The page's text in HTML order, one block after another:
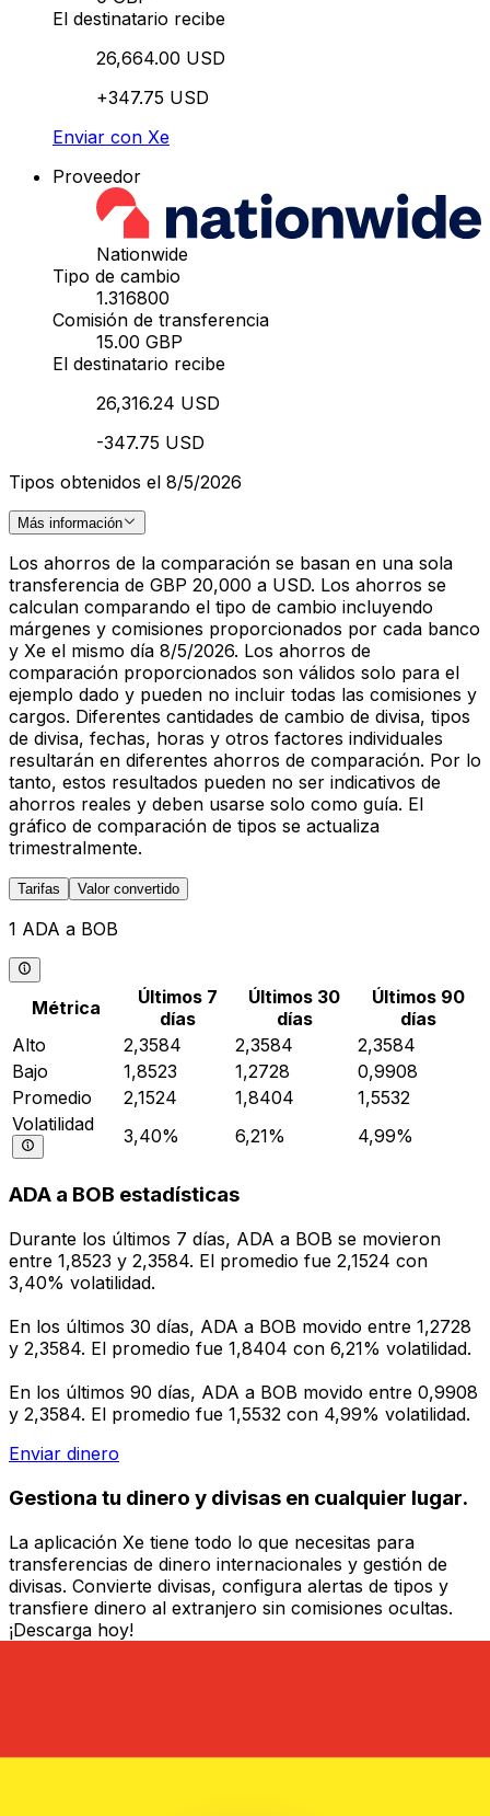
El destinatario recibe
26,664.00 USD
+347.75 USD
Enviar con Xe
Proveedor
Nationwide
Tipo de cambio
1.316800
Comisión de transferencia
15.00 GBP
El destinatario recibe
26,316.24 USD
-347.75 USD
Tipos obtenidos el 8/5/2026
Más información
Los ahorros de la comparación se basan en una sola
transferencia de GBP 20,000 a USD. Los ahorros se
calculan comparando el tipo de cambio incluyendo
márgenes y comisiones proporcionados por cada banco
y Xe el mismo día 8/5/2026. Los ahorros de
comparación proporcionados son válidos solo para el
ejemplo dado y pueden no incluir todas las comisiones y
cargos. Diferentes cantidades de cambio de divisa, tipos
de divisa, fechas, horas y otros factores individuales
resultarán en diferentes ahorros de comparación. Por lo
tanto, estos resultados pueden no ser indicativos de
ahorros reales y deben usarse solo como guía. El
gráfico de comparación de tipos se actualiza
trimestralmente.
Tarifas Valor convertido
1 ADA a BOB
Métrica
Últimos 7
días
Últimos 30
días
Últimos 90
días
Alto
2,3584 2,3584
2,3584
Bajo
1,8523 1,2728
0,9908
Promedio
2,1524 1,8404
1,5532
Volatilidad
3,40% 6,21% 4,99%
ADA a BOB estadísticas
Durante los últimos 7 días, ADA a BOB se movieron
entre 1,8523 y 2,3584. El promedio fue 2,1524 con
3,40% volatilidad.
En los últimos 30 días, ADA a BOB movido entre 1,2728
y 2,3584. El promedio fue 1,8404 con 6,21% volatilidad.
En los últimos 90 días, ADA a BOB movido entre 0,9908
y 2,3584. El promedio fue 1,5532 con 4,99% volatilidad.
Enviar dinero
Gestiona tu dinero y divisas en cualquier lugar.
La aplicación Xe tiene todo lo que necesitas para
transferencias de dinero internacionales y gestión de
divisas. Convierte divisas, configura alertas de tipos y
transfiere dinero al extranjero sin comisiones ocultas.
¡Descarga hoy!